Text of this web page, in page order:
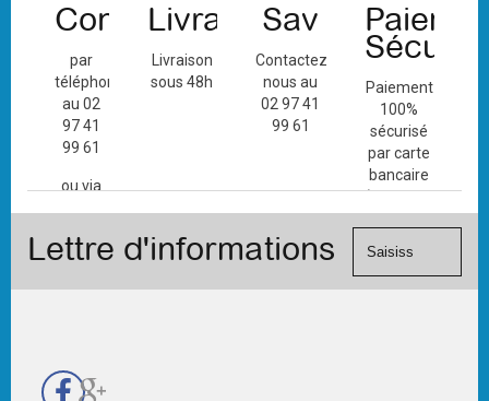
Contact
par
téléphone
au 02
97 41
99 61
ou via
de
Livraison
Livraison
sous 48h
Sav
Contactez-
nous au
02 97 41
99 61
Paiement
100%
sécurisé
par carte
bancaire
(Mastercard,
Visa, ...) et
Lettre d'informations